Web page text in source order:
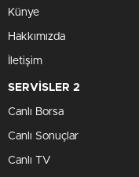
Künye
Hakkımızda
İletişim
SERVİSLER 2
Canlı Borsa
Canlı Sonuçlar
Canlı TV